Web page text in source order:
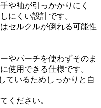
や袖が引っかかりにく
にくい設計です。
セルクルが倒れる可能性
やパーチを使わずそのま
使用できる仕様です。
ているためしっかりと自
ください。